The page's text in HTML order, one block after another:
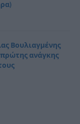
Βουλιαγμένης
ανάγκης